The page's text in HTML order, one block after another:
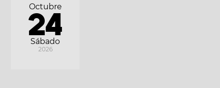
Sábado
Octubre
24
2026